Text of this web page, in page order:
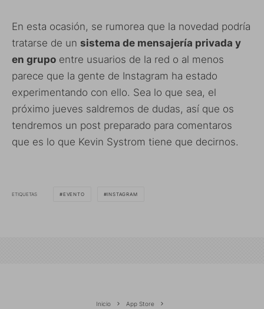
En esta ocasión, se rumorea que la novedad podría
tratarse de un sistema de mensajería privada y
en grupo entre usuarios de la red o al menos
parece que la gente de Instagram ha estado
experimentando con ello. Sea lo que sea, el
próximo jueves saldremos de dudas, así que os
tendremos un post preparado para comentaros
que es lo que Kevin Systrom tiene que decirnos.
ETIQUETAS EVENTO INSTAGRAM
Inicio
App Store